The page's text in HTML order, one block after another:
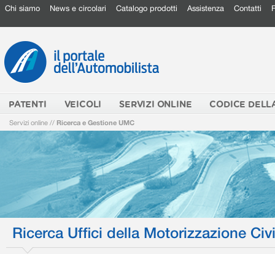
Chi siamo News e circolari Catalogo prodotti Assistenza Contatti
PATENTI VEICOLI SERVIZI ONLINE CODICE
Servizi online // Ricerca e Gestione UMC
Ricerca Uffici della Motorizzazione